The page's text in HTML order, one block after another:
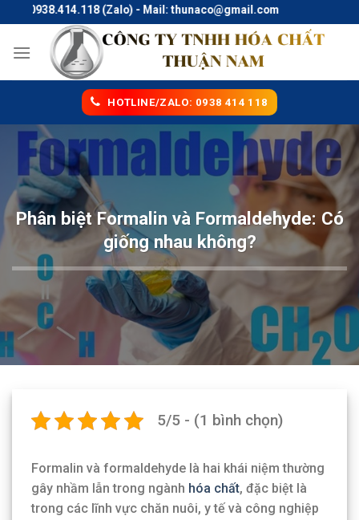
to
content
(Zalo) - Mail: thunaco@gmail.com
HOTLINE/ZALO: 0938 414 118
Phân biệt Formalin và Formaldehyde: Có
giống nhau không?
5/5 - (1 bình chọn)
Formalin và formaldehyde là hai khái niệm thường
gây nhầm lẫn trong ngành hóa chất, đặc biệt là
trong các lĩnh vực chăn nuôi, y tế và công nghiệp